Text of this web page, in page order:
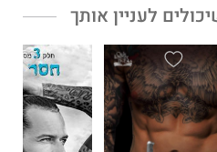
לעניין אותך